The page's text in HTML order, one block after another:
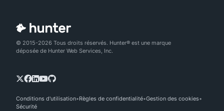
© 2015-2026 Tous droits réservés. Hunter® est une marque
déposée de Hunter Web Services, Inc.
Conditions d'utilisation Règles de confidentialité Gestion des cookies
Sécurité